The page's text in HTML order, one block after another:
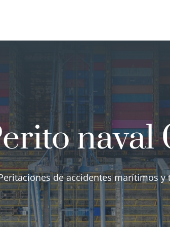
naval
de accidentes marítimos y